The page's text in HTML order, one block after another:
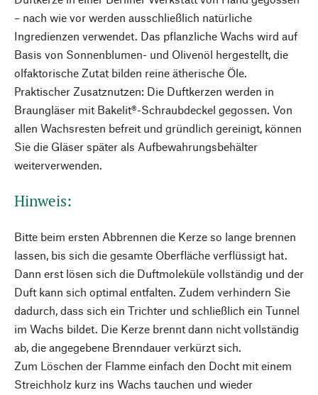
– nach wie vor werden ausschließlich natürliche
Ingredienzen verwendet. Das pflanzliche Wachs wird auf
Basis von Sonnenblumen- und Olivenöl hergestellt, die
olfaktorische Zutat bilden reine ätherische Öle.
Praktischer Zusatznutzen: Die Duftkerzen werden in
Braungläser mit Bakelit®-Schraubdeckel gegossen. Von
allen Wachsresten befreit und gründlich gereinigt, können
Sie die Gläser später als Aufbewahrungsbehälter
weiterverwenden.
Hinweis:
Bitte beim ersten Abbrennen die Kerze so lange brennen
lassen, bis sich die gesamte Oberfläche verflüssigt hat.
Dann erst lösen sich die Duftmoleküle vollständig und der
Duft kann sich optimal entfalten. Zudem verhindern Sie
dadurch, dass sich ein Trichter und schließlich ein Tunnel
im Wachs bildet. Die Kerze brennt dann nicht vollständig
ab, die angegebene Brenndauer verkürzt sich.
Zum Löschen der Flamme einfach den Docht mit einem
Streichholz kurz ins Wachs tauchen und wieder